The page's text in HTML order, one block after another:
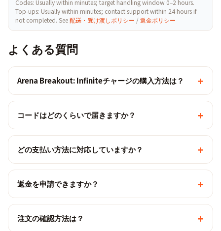
Codes: Usually within minutes; target handling window 0–2 hours.
Top-ups: Usually within minutes; contact support within 24 hours if
not completed. See配送・受け渡しポリシー /返金ポリシー
よくある質問
Arena Breakout: Infiniteチャージの購入方法は？ +
コードはどのくらいで届きますか？ +
どの支払い方法に対応していますか？ +
返金を申請できますか？ +
注文の確認方法は？ +